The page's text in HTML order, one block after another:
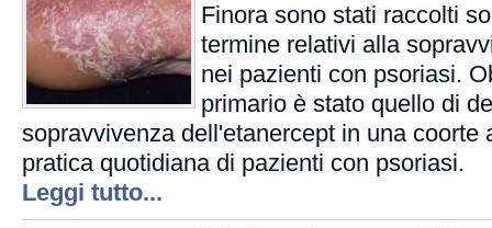
Finora sono stati raccolti
termine relativi alla
nei pazienti con psoriasi.
primario è stato quello di
sopravvivenza dell'etanercept in una coorte
pratica quotidiana di pazienti con psoriasi.
Leggi tutto...